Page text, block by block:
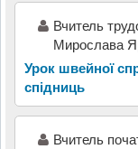
Вчитель
Мирослава
Урок швейної
спідниць
Вчитель